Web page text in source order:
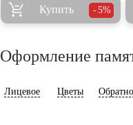
Купить 5%
Оформление
Лицевое Цветы